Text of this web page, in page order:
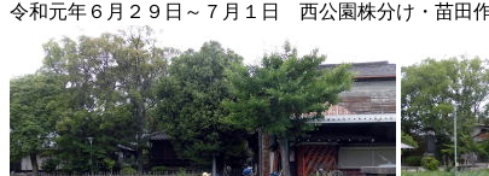
令和元年６月２９日～７月１日 西公園株分け・苗田